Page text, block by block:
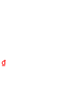
₫Giá
hiện